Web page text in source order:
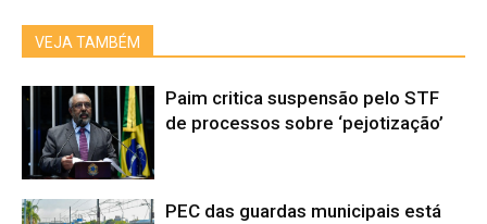
VEJA TAMBÉM
Paim critica suspensão pelo STF
de processos sobre ‘pejotização’
PEC das guardas municipais está